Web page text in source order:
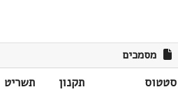
מסמכים
סטטוס תקנון תשריט